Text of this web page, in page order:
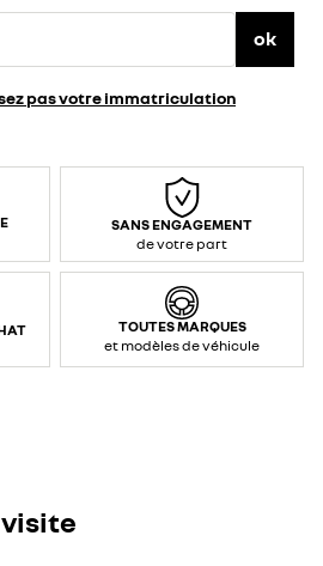
ok
pas votre immatriculation
SANS ENGAGEMENT
de votre part
TOUTES MARQUES
et modèles de véhicule